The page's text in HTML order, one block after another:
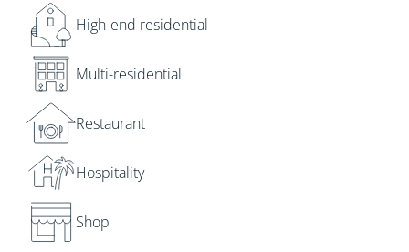
High-end residential
Multi-residential
Restaurant
Hospitality
Shop